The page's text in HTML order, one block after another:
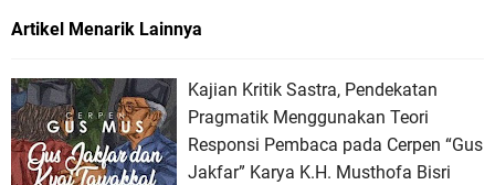
Artikel Menarik Lainnya
Kajian Kritik Sastra, Pendekatan
Pragmatik Menggunakan Teori
Responsi Pembaca pada Cerpen “Gus
Jakfar” Karya K.H. Musthofa Bisri